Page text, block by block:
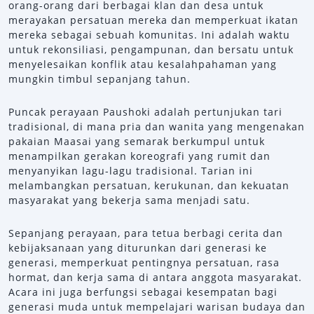
orang-orang dari berbagai klan dan desa untuk
merayakan persatuan mereka dan memperkuat ikatan
mereka sebagai sebuah komunitas. Ini adalah waktu
untuk rekonsiliasi, pengampunan, dan bersatu untuk
menyelesaikan konflik atau kesalahpahaman yang
mungkin timbul sepanjang tahun.
Puncak perayaan Paushoki adalah pertunjukan tari
tradisional, di mana pria dan wanita yang mengenakan
pakaian Maasai yang semarak berkumpul untuk
menampilkan gerakan koreografi yang rumit dan
menyanyikan lagu-lagu tradisional. Tarian ini
melambangkan persatuan, kerukunan, dan kekuatan
masyarakat yang bekerja sama menjadi satu.
Sepanjang perayaan, para tetua berbagi cerita dan
kebijaksanaan yang diturunkan dari generasi ke
generasi, memperkuat pentingnya persatuan, rasa
hormat, dan kerja sama di antara anggota masyarakat.
Acara ini juga berfungsi sebagai kesempatan bagi
generasi muda untuk mempelajari warisan budaya dan